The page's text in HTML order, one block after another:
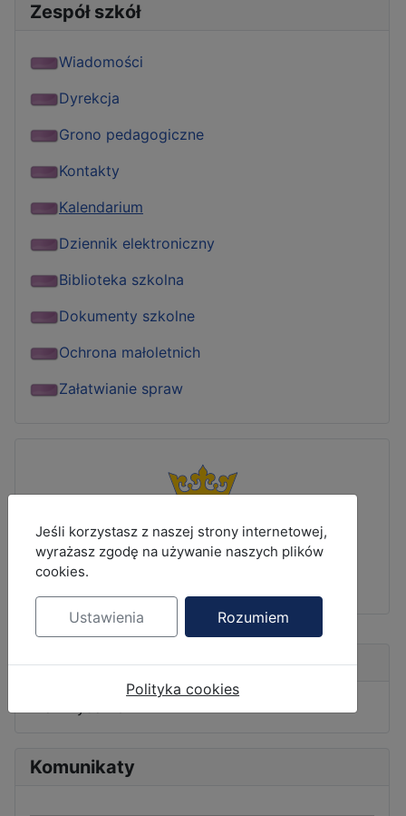
Nadchodzące wydarzenia
Komunikaty
Zespół szkół
Wiadomości
Dyrekcja
Grono pedagogiczne
Kontakty
Kalendarium
Dziennik elektroniczny
Biblioteka szkolna
Dokumenty szkolne
Ochrona małoletnich
Załatwianie spraw
MOD_JBCOOKIES_LANG_HEADER_DEFAULT
Jeśli korzystasz z naszej strony internetowej,
wyrażasz zgodę na używanie naszych plików
cookies.
Ustawienia Rozumiem
Polityka cookies